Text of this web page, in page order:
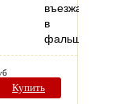
въезжающих
в
фальшстену..
Купить